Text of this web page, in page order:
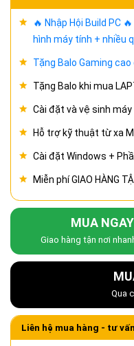
🔥 Nhập Hội Build PC
hình máy tính + nhiều
Tặng Balo Gaming
Tặng Balo khi mua
Cài đặt và vệ sinh
Hỗ trợ kỹ thuật từ xa
Cài đặt Windows +
Miễn phí GIAO HÀNG
MUA NGAY
Giao hàng tận nơi
Qua
Liên hệ mua hàng - tư vấn